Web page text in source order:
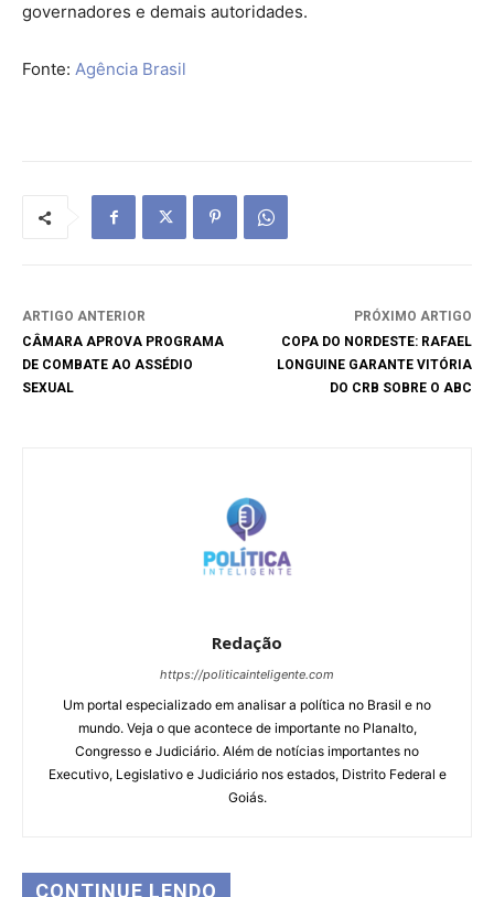
governadores e demais autoridades.
Fonte: Agência Brasil
ARTIGO ANTERIOR
CÂMARA APROVA PROGRAMA
DE COMBATE AO ASSÉDIO
SEXUAL
PRÓXIMO ARTIGO
COPA DO NORDESTE: RAFAEL
LONGUINE GARANTE VITÓRIA
DO CRB SOBRE O ABC
Redação
https://politicainteligente.com
Um portal especializado em analisar a política no Brasil e no
mundo. Veja o que acontece de importante no Planalto,
Congresso e Judiciário. Além de notícias importantes no
Executivo, Legislativo e Judiciário nos estados, Distrito Federal e
Goiás.
CONTINUE LENDO